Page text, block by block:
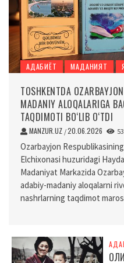
АДАБИЁТ МАДАНИЯТ
TOSHKENTDA
MADANIY ALOQALARIGA
TAQDIMOTI BO‘LIB O‘TDI
MANZUR.UZ /20.06.2026
Ozarbayjon
Elchixonasi huzuridagi
Madaniyat Markazida
adabiy-madaniy aloqalarni
nashrlarning taqdimot